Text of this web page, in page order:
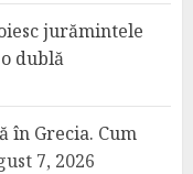
jurămintele
dublă
în Grecia. Cum
7, 2026